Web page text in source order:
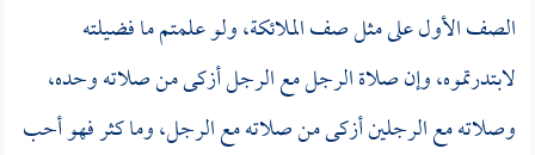
الصف الأول على مثل صف الملائكة، ولو علمتم ما فضيلته
لابتدرتموه، وإن صلاة الرجل مع الرجل أزكى من صلاته وحده،
وصلاته مع الرجلين أزكى من صلاته مع الرجل، وما كثر فهو أحب